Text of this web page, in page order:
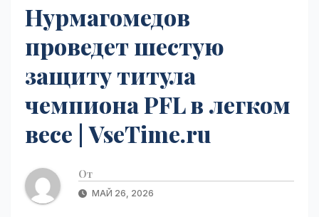
Нурмагомедов
проведет шестую
защиту титула
чемпиона PFL в легком
весе | VseTime.ru
От
МАЙ 26, 2026